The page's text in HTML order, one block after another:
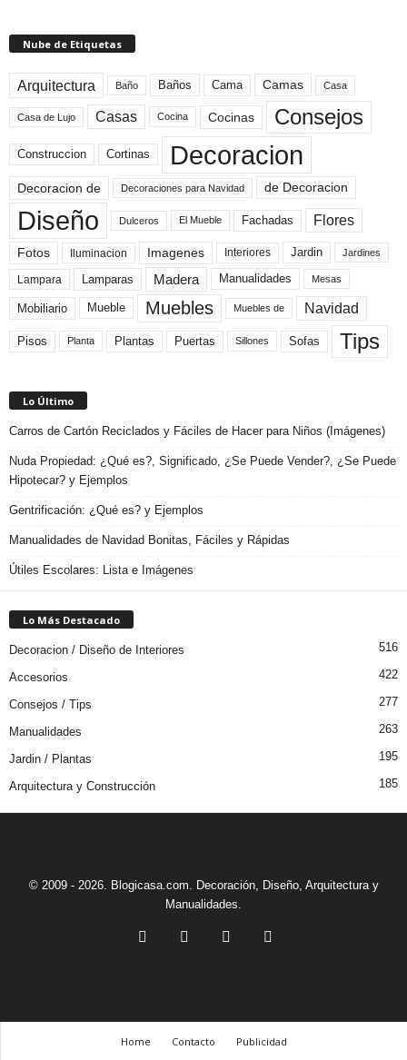
Nube de Etiquetas
Arquitectura Baño Baños Cama Camas Casa
Casa de Lujo Casas Cocina Cocinas Consejos
Construccion Cortinas Decoracion
Decoracion de Decoraciones para Navidad de Decoracion
Diseño Dulceros El Mueble Fachadas Flores
Fotos Iluminacion Imagenes Interiores Jardin Jardines
Lampara Lamparas Madera Manualidades Mesas
Mobiliario Mueble Muebles Muebles de Navidad
Pisos Planta Plantas Puertas Sillones Sofas Tips
Lo Último
Carros de Cartón Reciclados y Fáciles de Hacer para Niños (Imágenes)
Nuda Propiedad: ¿Qué es?, Significado, ¿Se Puede Vender?, ¿Se Puede
Hipotecar? y Ejemplos
Gentrificación: ¿Qué es? y Ejemplos
Manualidades de Navidad Bonitas, Fáciles y Rápidas
Útiles Escolares: Lista e Imágenes
Lo Más Destacado
Decoracion / Diseño de Interiores 516
Accesorios 422
Consejos / Tips 277
Manualidades 263
Jardin / Plantas 195
Arquitectura y Construcción 185
© 2009 - 2026. Blogicasa.com. Decoración, Diseño, Arquitectura y
Manualidades.
Home Contacto Publicidad